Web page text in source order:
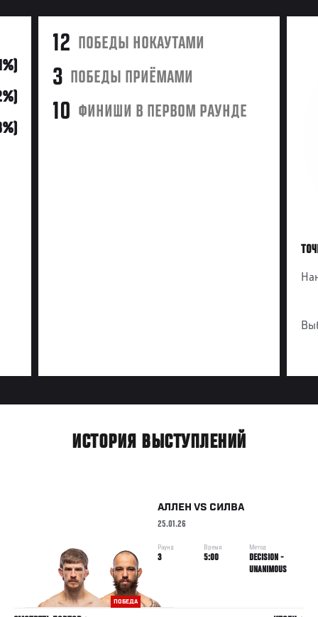
12 ПОБЕДЫ НОКАУТАМИ
3 ПОБЕДЫ ПРИЁМАМИ
10 ФИНИШИ В ПЕРВОМ РАУНДЕ
ИСТОРИЯ ВЫСТУПЛЕНИЙ
ПОБЕДА
АЛЛЕН VS СИЛВА
25.01.26
Раунд
3
Время
5:00
Метод
DECISION -
UNANIMOUS